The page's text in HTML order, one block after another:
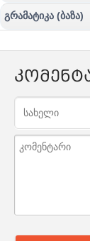
გრამატიკა (ბაზა)